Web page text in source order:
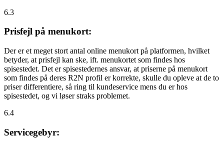
6.3
Prisfejl på menukort:
Der er et meget stort antal online menukort på platformen, hvilket
betyder, at prisfejl kan ske, ift. menukortet som findes hos
spisestedet. Det er spisestedernes ansvar, at priserne på menukort
som findes på deres R2N profil er korrekte, skulle du opleve at de to
priser differentiere, så ring til kundeservice mens du er hos
spisestedet, og vi løser straks problemet.
6.4
Servicegebyr: